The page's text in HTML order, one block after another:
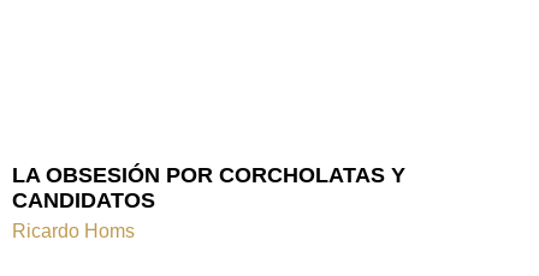
LA OBSESIÓN POR CORCHOLATAS Y
CANDIDATOS
Ricardo Homs